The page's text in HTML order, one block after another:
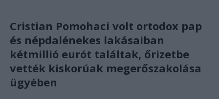
Cristian Pomohaci volt ortodox pap
és népdalénekes lakásaiban
kétmillió eurót találtak, őrizetbe
vették kiskorúak megerőszakolása
ügyében